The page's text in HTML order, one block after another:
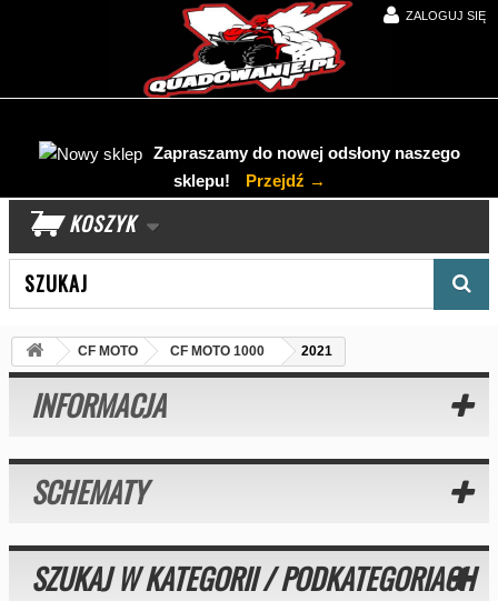
ZALOGUJ SIĘ
Zapraszamy do nowej odsłony naszego
sklepu!
Przejdź →
KOSZYK
CF MOTO CF MOTO 1000 2021
INFORMACJA
SCHEMATY
SZUKAJ W KATEGORII / PODKATEGORIACH